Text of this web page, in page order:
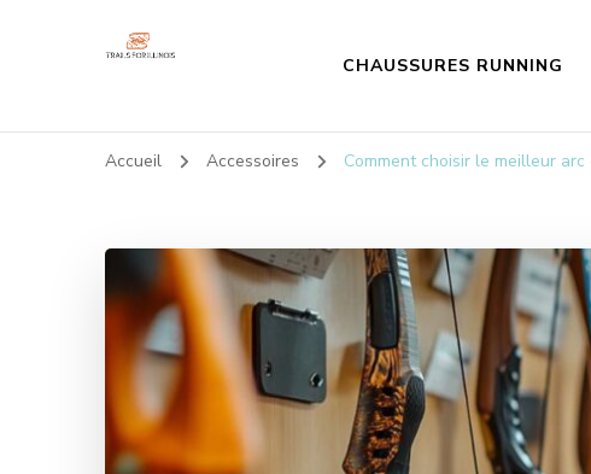
Trailsforillinois
CHAUSSURES RUNNING
Accueil Accessoires Comment choisir le meilleur